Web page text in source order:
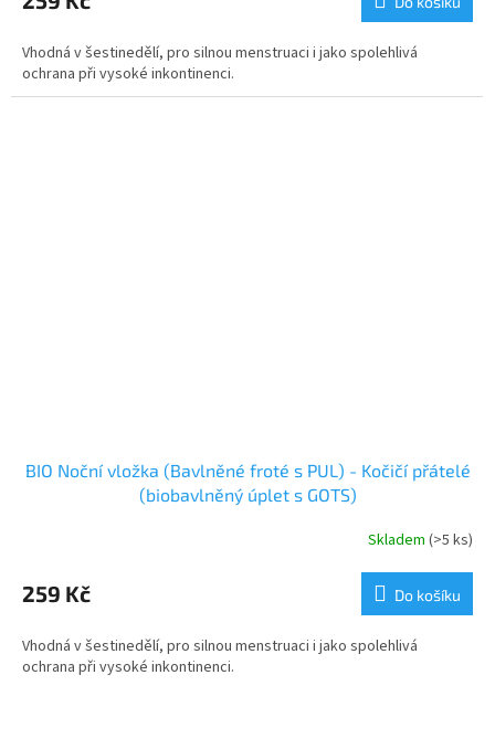
Vhodná v šestinedělí, pro silnou menstruaci i jako spolehlivá
ochrana při vysoké inkontinenci.
BIO Noční vložka (Bavlněné froté s PUL) - Kočičí přátelé
(biobavlněný úplet s GOTS)
Skladem (>5 ks)
259 Kč Do košíku
Vhodná v šestinedělí, pro silnou menstruaci i jako spolehlivá
ochrana při vysoké inkontinenci.